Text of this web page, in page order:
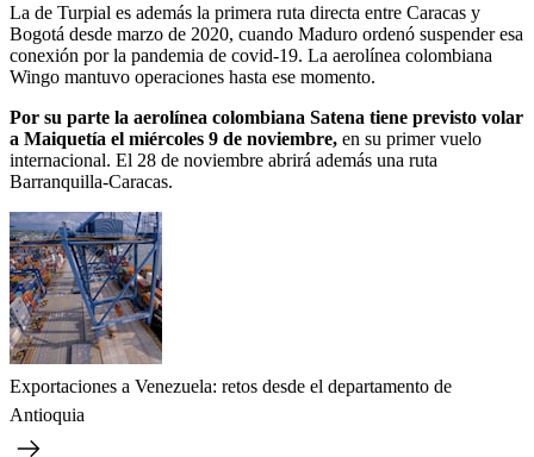
La de Turpial es además la primera ruta directa entre Caracas y
Bogotá desde marzo de 2020, cuando Maduro ordenó suspender esa
conexión por la pandemia de covid-19. La aerolínea colombiana
Wingo mantuvo operaciones hasta ese momento.
Por su parte la aerolínea colombiana Satena tiene previsto volar
a Maiquetía el miércoles 9 de noviembre, en su primer vuelo
internacional. El 28 de noviembre abrirá además una ruta
Barranquilla-Caracas.
Exportaciones a Venezuela: retos desde el departamento de
Antioquia